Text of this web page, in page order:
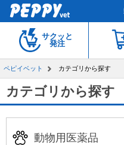
サクッと
発注
ペピイベット カテゴリから探す
カテゴリから探す
動物用医薬品